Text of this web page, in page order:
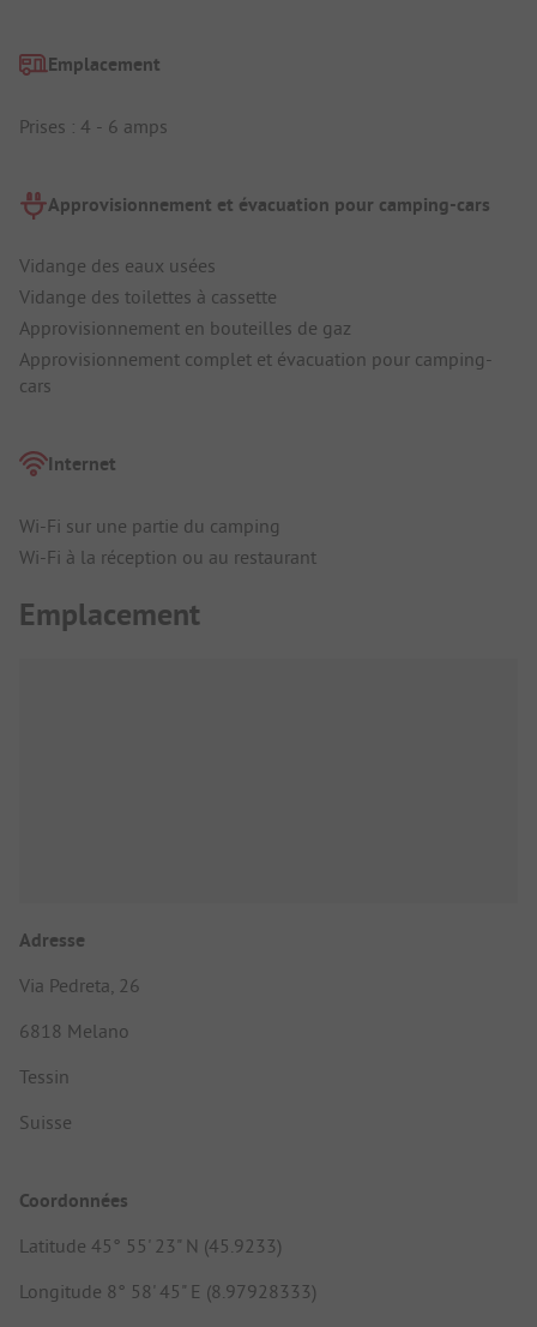
Emplacement
Prises : 4 - 6 amps
Approvisionnement et évacuation pour camping-cars
Vidange des eaux usées
Vidange des toilettes à cassette
Approvisionnement en bouteilles de gaz
Approvisionnement complet et évacuation pour camping-
cars
Internet
Wi-Fi sur une partie du camping
Wi-Fi à la réception ou au restaurant
Emplacement
Adresse
Via Pedreta, 26
6818 Melano
Tessin
Suisse
Coordonnées
Latitude 45° 55' 23" N (45.9233)
Longitude 8° 58' 45" E (8.97928333)